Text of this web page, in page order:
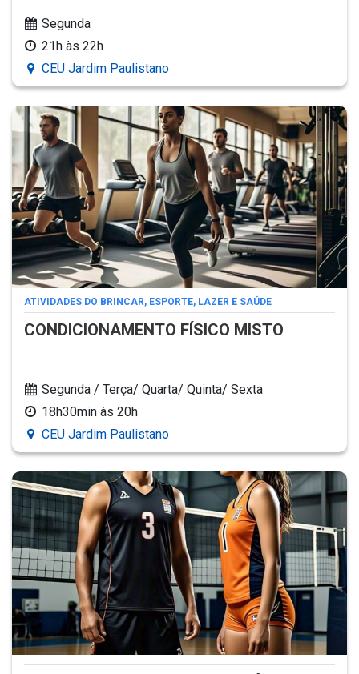
Segunda
21h às 22h
CEU Jardim Paulistano
ATIVIDADES DO BRINCAR, ESPORTE, LAZER E SAÚDE
CONDICIONAMENTO FÍSICO MISTO
Segunda / Terça/ Quarta/ Quinta/ Sexta
18h30min às 20h
CEU Jardim Paulistano